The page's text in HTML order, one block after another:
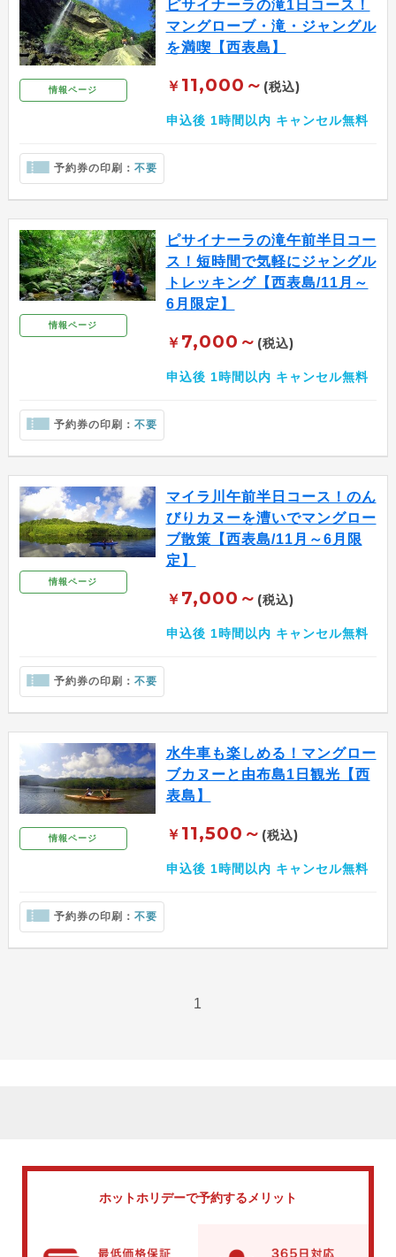
情報ページ
ピサイナーラの滝1日コース！
マングローブ・滝・ジャングル
を満喫【西表島】
￥ 11,000～ (税込)
申込後 1時間以内 キャンセル無料
予約券の印刷： 不要
情報ページ
ピサイナーラの滝午前半日コー
ス！短時間で気軽にジャングル
トレッキング【西表島/11月～
6月限定】
￥ 7,000～ (税込)
申込後 1時間以内 キャンセル無料
予約券の印刷： 不要
情報ページ
マイラ川午前半日コース！のん
びりカヌーを漕いでマングロー
ブ散策【西表島/11月～6月限
定】
￥ 7,000～ (税込)
申込後 1時間以内 キャンセル無料
予約券の印刷： 不要
情報ページ
水牛車も楽しめる！マングロー
ブカヌーと由布島1日観光【西
表島】
￥ 11,500～ (税込)
申込後 1時間以内 キャンセル無料
予約券の印刷： 不要
1
ホットホリデーで予約するメリット